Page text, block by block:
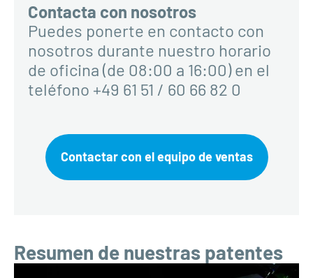
Contacta con nosotros
Puedes ponerte en contacto con
nosotros durante nuestro horario
de oficina (de 08:00 a 16:00) en el
teléfono +49 61 51 / 60 66 82 0
Contactar con el equipo de ventas
Resumen de nuestras patentes